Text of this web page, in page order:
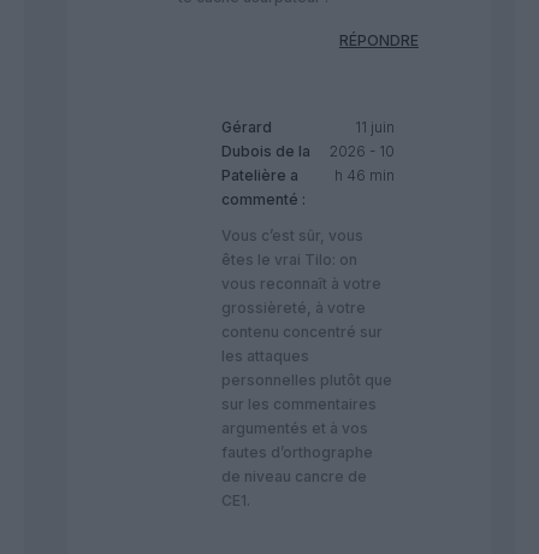
RÉPONDRE
Gérard
Dubois de la
Patelière a
commenté :
11 juin
2026 - 10
h 46 min
Vous c’est sûr, vous
êtes le vrai Tilo: on
vous reconnaît à votre
grossièreté, à votre
contenu concentré sur
les attaques
personnelles plutôt que
sur les commentaires
argumentés et à vos
fautes d’orthographe
de niveau cancre de
CE1.